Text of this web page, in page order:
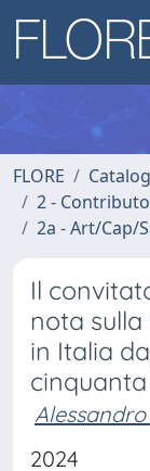
FLORE
2 -
2a - Art/Cap/
Il
nota sulla
in Italia
cinquanta
2024